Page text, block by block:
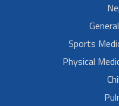
Sports
Physical